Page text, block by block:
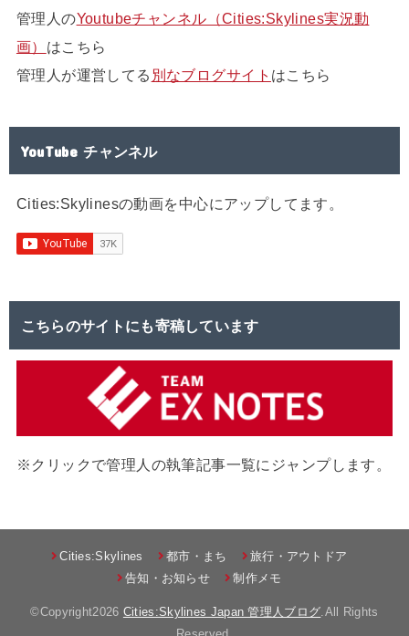
管理人のYoutubeチャンネル（Cities:Skylines実況動
画） はこちら
管理人が運営してる 別なブログサイト はこちら
YouTube チャンネル
Cities:Skylinesの動画を中心にアップしてます。
こちらのサイトにも寄稿しています
※クリックで管理人の執筆記事一覧にジャンプします。
Cities:Skylines 都市・まち
旅行・アウトドア
告知・お知らせ
制作メモ
©Copyright2026 Cities:Skylines Japan 管理人ブログ .All Rights